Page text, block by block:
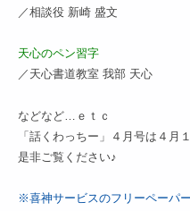
／相談役 新崎 盛文
天心のペン習字
／天心書道教室 我部 天心
などなど…ｅｔｃ
「話くわっちー」４月号は４月
是非ご覧ください♪
※喜神サービスのフリーペーパ